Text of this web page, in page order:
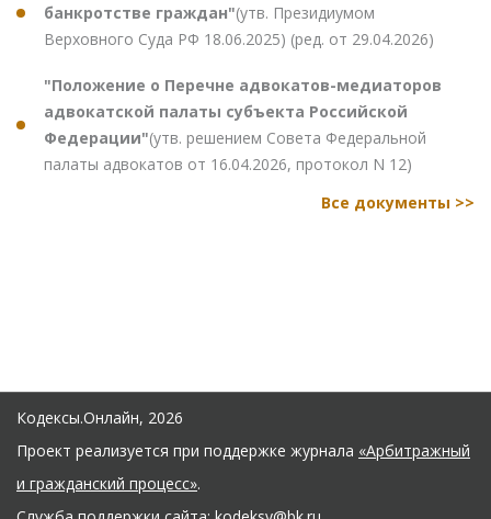
банкротстве граждан"(утв. Президиумом
Верховного Суда РФ 18.06.2025) (ред. от 29.04.2026)
"Положение о Перечне адвокатов-медиаторов
адвокатской палаты субъекта Российской
Федерации"(утв. решением Совета Федеральной
палаты адвокатов от 16.04.2026, протокол N 12)
Все документы >>
Кодексы.Онлайн, 2026
Проект реализуется при поддержке журнала «Арбитражный
и гражданский процесс».